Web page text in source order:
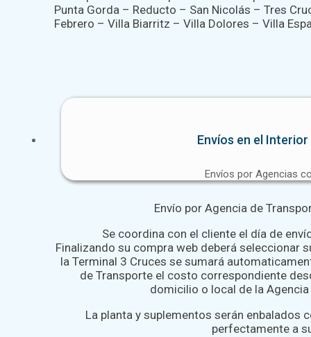
Punta Gorda – Reducto – San Nicolás – Tres
Febrero – Villa Biarritz – Villa Dolores – Villa
Envíos en el Interior
Envíos por Agencias
Envío por Agencia de
Se coordina con el cliente el día de
Finalizando su compra web deberá seleccionar
la Terminal 3 Cruces se sumará
de Transporte el costo correspondiente
domicilio o local de la
La planta y suplementos serán enbalados
perfectamente a